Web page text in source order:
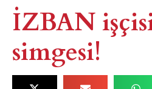
İZBAN
simgesi!​